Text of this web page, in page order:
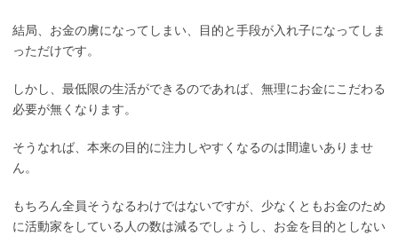
結局、お金の虜になってしまい、目的と手段が入れ子になってしま
っただけです。
しかし、最低限の生活ができるのであれば、無理にお金にこだわる
必要が無くなります。
そうなれば、本来の目的に注力しやすくなるのは間違いありませ
ん。
もちろん全員そうなるわけではないですが、少なくともお金のため
に活動家をしている人の数は減るでしょうし、お金を目的としない